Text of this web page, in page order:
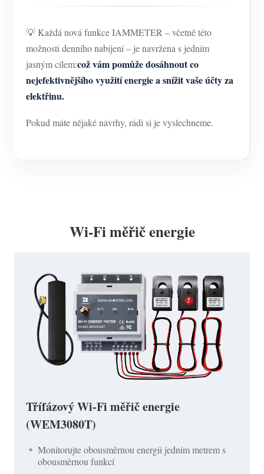
💡 Každá nová funkce IAMMETER – včetně této
možnosti denního nabíjení – je navržena s jedním
jasným cílem:což vám pomůže dosáhnout co
nejefektivnějšího využití energie a snížit vaše účty za
elektřinu.
Pokud máte nějaké návrhy, rádi si je vyslechneme.
Wi-Fi měřič energie
Třífázový Wi-Fi měřič energie
(WEM3080T)
Monitorujte obousměrnou energii jedním metrem s
obousměrnou funkcí